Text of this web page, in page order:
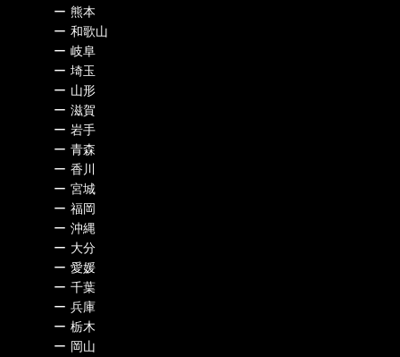
ー 熊本
ー 和歌山
ー 岐阜
ー 埼玉
ー 山形
ー 滋賀
ー 岩手
ー 青森
ー 香川
ー 宮城
ー 福岡
ー 沖縄
ー 大分
ー 愛媛
ー 千葉
ー 兵庫
ー 栃木
ー 岡山